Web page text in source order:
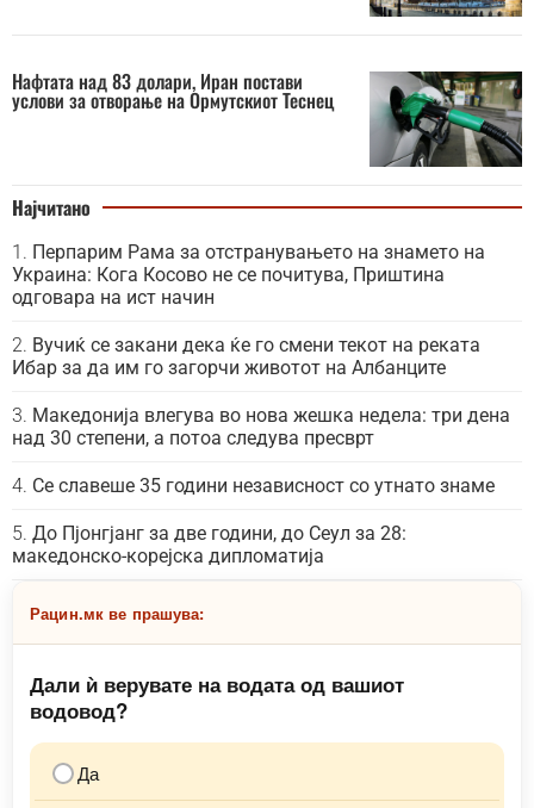
Нафтата над 83 долари, Иран постави
услови за отворање на Ормутскиот Теснец
Најчитано
Перпарим Рама за отстранувањето на знамето на
Украина: Кога Косово не се почитува, Приштина
одговара на ист начин
Вучиќ се закани дека ќе го смени текот на реката
Ибар за да им го загорчи животот на Албанците
Македонија влегува во нова жешка недела: три дена
над 30 степени, а потоа следува пресврт
Се славеше 35 години независност со утнато знаме
До Пјонгјанг за две години, до Сеул за 28:
македонско-корејска дипломатија
Рацин.мк ве прашува:
Дали ѝ верувате на водата од вашиот
водовод?
Да